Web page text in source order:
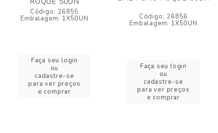
Código: 26855
Embalagem: 1X50UN
Faça seu login
ou
cadastre-se
para ver preços
e comprar
Código: 26856
Embalagem: 1X50UN
Faça seu login
ou
cadastre-se
para ver preços
e comprar